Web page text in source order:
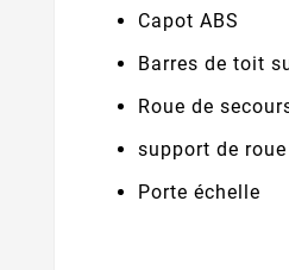
Capot ABS
Barres de toit
Roue de
support de
Porte échelle